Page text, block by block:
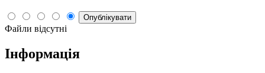
Опублікувати
Файли відсутні
Інформація